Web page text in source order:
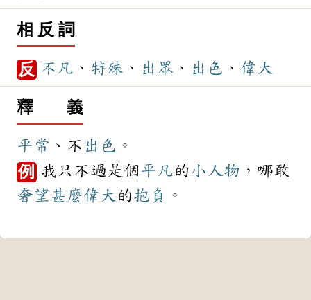
相 反 詞
反 不凡 、 特殊 、 出眾、 出色 、 偉大
釋 義
平常 、不 出色 。
例 我只不過是個平凡的 小人物 ，哪敢
奢望甚麼偉大 的抱負 。